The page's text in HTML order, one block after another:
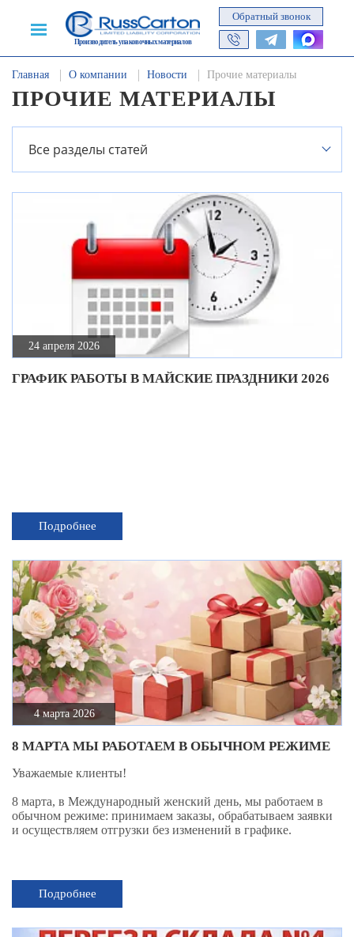
Производитель упаковочных материалов
Обратный звонок
Главная О компании Новости Прочие материалы
ПРОЧИЕ МАТЕРИАЛЫ
Все разделы статей
24 апреля 2026
ГРАФИК РАБОТЫ В МАЙСКИЕ ПРАЗДНИКИ 2026
Подробнее
4 марта 2026
8 МАРТА МЫ РАБОТАЕМ В ОБЫЧНОМ РЕЖИМЕ
Уважаемые клиенты!
8 марта, в Международный женский день, мы работаем в
обычном режиме: принимаем заказы, обрабатываем заявки
и осуществляем отгрузки без изменений в графике.
Подробнее